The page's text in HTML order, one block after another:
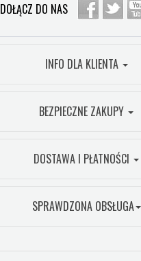
DOŁĄCZ DO NAS
INFO DLA KLIENTA
BEZPIECZNE ZAKUPY
DOSTAWA I PŁATNOŚCI
SPRAWDZONA OBSŁUGA